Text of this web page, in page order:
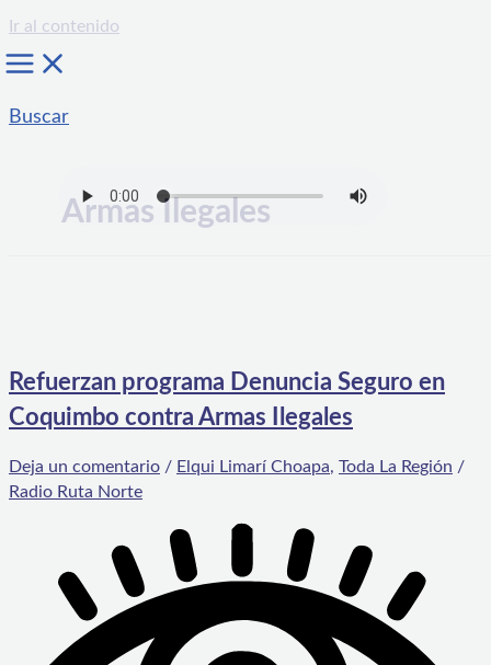
Ir al contenido
Buscar
Armas Ilegales
Refuerzan programa Denuncia Seguro en
Coquimbo contra Armas Ilegales
Deja un comentario / Elqui Limarí Choapa, Toda La Región /
Radio Ruta Norte